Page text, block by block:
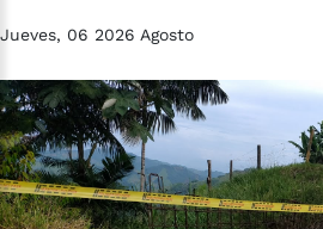
Jueves, 06 2026 Agosto